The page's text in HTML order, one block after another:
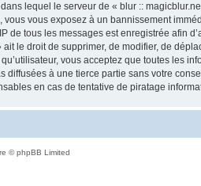
lequel le serveur de « blur ::
vous exposez à un bannissement
de tous les messages est enregistrée afin
le droit de supprimer, de modifier, de
vous acceptez que toutes les
diffusées à une tierce partie sans votre
en cas de tentative de piratage
© phpBB Limited